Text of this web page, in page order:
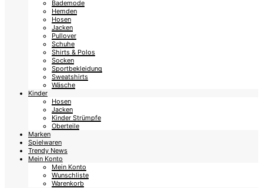
Bademode
Hemden
Hosen
Jacken
Pullover
Schuhe
Shirts & Polos
Socken
Sportbekleidung
Sweatshirts
Wäsche
Kinder
Hosen
Jacken
Kinder Strümpfe
Oberteile
Marken
Spielwaren
Trendy News
Mein Konto
Mein Konto
Wunschliste
Warenkorb